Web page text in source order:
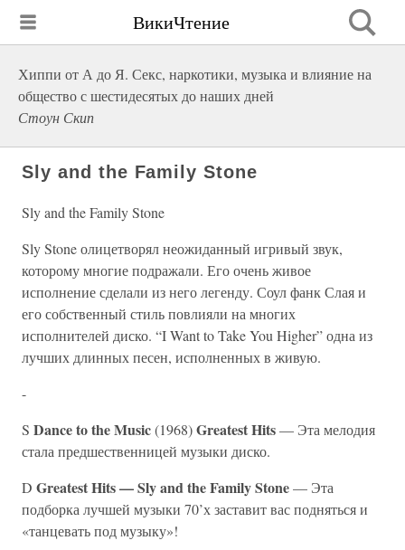
ВикиЧтение
Хиппи от А до Я. Секс, наркотики, музыка и влияние на
общество с шестидесятых до наших дней
Стоун Скип
Sly and the Family Stone
Sly and the Family Stone
Sly Stone олицетворял неожиданный игривый звук,
которому многие подражали. Его очень живое
исполнение сделали из него легенду. Соул фанк Слая и
его собственный стиль повлияли на многих
исполнителей диско. “I Want to Take You Higher” одна из
лучших длинных песен, исполненных в живую.
-
S Dance to the Music(1968)Greatest Hits— Эта мелодия
стала предшественницей музыки диско.
D Greatest Hits — Sly and the Family Stone— Эта
подборка лучшей музыки 70’х заставит вас подняться и
«танцевать под музыку»!